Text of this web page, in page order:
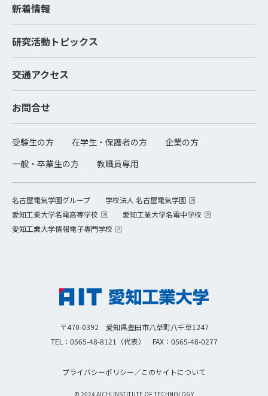
新着情報
研究活動トピックス
交通アクセス
お問合せ
受験生の方 在学生・保護者の方
企業の方
一般・卒業生の方
教職員専用
名古屋電気学園グループ
学校法人 名古屋電気学園
愛知工業大学名電高等学校
愛知工業大学名電中学校
愛知工業大学情報電子専門学校
〒470-0392 愛知県豊田市八草町八千草1247
TEL：0565-48-8121（代表）
FAX：0565-48-0277
プライバシーポリシー／このサイトについて
© 2024 AICHI INSTITUTE OF TECHNOLOGY